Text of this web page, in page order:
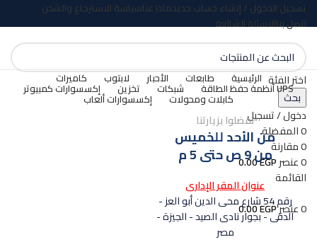
تسجيل الدخول / إنشاء حساب جديدماذا عناسياسة الاسترجاع والشحن
اتصل بناالاسئلة الشائعة
اختر الفئة
بحث
دخول / تسجيل
0المفضلة
0مقارنة
0عنصر 0.00EGP
القائمة
0عنصر 0.00EGP
الرئيسية طابعات الأحبار لابتوب كاميرات
UPS أنظمة حفظ الطاقة شبكات تخزين إكسسوارات كمبيوتر
كابلات ومحولات إكسسوارات ألعاب
تفضلوا بزيارتنا
من الأحد للخميس
من 9 ص حتى 5 م
عنوان المقر الإدارى
رقم 54 شارع محى الدين أبو العز -
الدقى - بجوار نادى الصيد - الجيزة -
مصر